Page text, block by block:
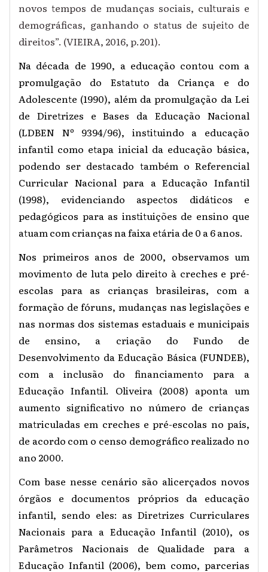
novos tempos de mudanças sociais, culturais e
demográficas, ganhando o status de sujeito de
direitos”. (VIEIRA, 2016, p.201).
Na década de 1990, a educação contou com a
promulgação do Estatuto da Criança e do
Adolescente (1990), além da promulgação da Lei
de Diretrizes e Bases da Educação Nacional
(LDBEN Nº 9394/96), instituindo a educação
infantil como etapa inicial da educação básica,
podendo ser destacado também o Referencial
Curricular Nacional para a Educação Infantil
(1998), evidenciando aspectos didáticos e
pedagógicos para as instituições de ensino que
atuam com crianças na faixa etária de 0 a 6 anos.
Nos primeiros anos de 2000, observamos um
movimento de luta pelo direito à creches e pré-
escolas para as crianças brasileiras, com a
formação de fóruns, mudanças nas legislações e
nas normas dos sistemas estaduais e municipais
de ensino, a criação do Fundo de
Desenvolvimento da Educação Básica (FUNDEB),
com a inclusão do financiamento para a
Educação Infantil. Oliveira (2008) aponta um
aumento significativo no número de crianças
matriculadas em creches e pré-escolas no país,
de acordo com o censo demográfico realizado no
ano 2000.
Com base nesse cenário são alicerçados novos
órgãos e documentos próprios da educação
infantil, sendo eles: asDiretrizes Curriculares
Nacionais para a Educação Infantil (2010), os
Parâmetros Nacionais de Qualidade para a
Educação Infantil (2006), bem como, parcerias